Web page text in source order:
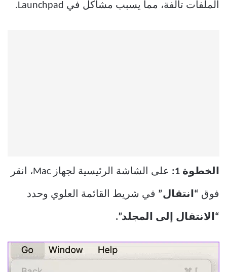
الملفات تالفة، مما يسبب مشاكل في Launchpad.
الخطوة 1: على الشاشة الرئيسية لجهاز Mac، انقر
فوق “انتقال” في شريط القائمة العلوي وحدد
“الانتقال إلى المجلد”.